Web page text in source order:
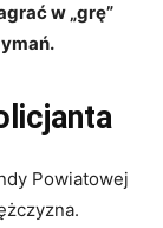
w „grę”
Powiatowej